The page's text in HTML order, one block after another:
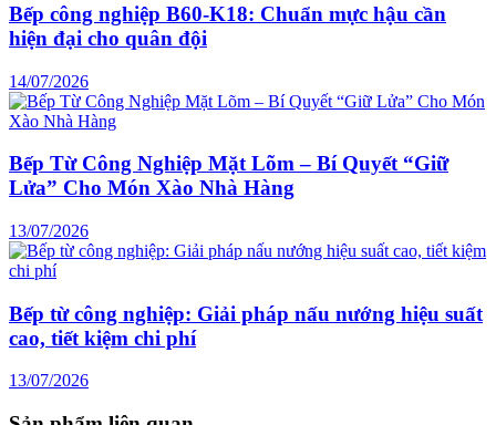
Bếp công nghiệp B60-K18: Chuẩn mực hậu cần
hiện đại cho quân đội
14/07/2026
Bếp Từ Công Nghiệp Mặt Lõm – Bí Quyết “Giữ
Lửa” Cho Món Xào Nhà Hàng
13/07/2026
Bếp từ công nghiệp: Giải pháp nấu nướng hiệu suất
cao, tiết kiệm chi phí
13/07/2026